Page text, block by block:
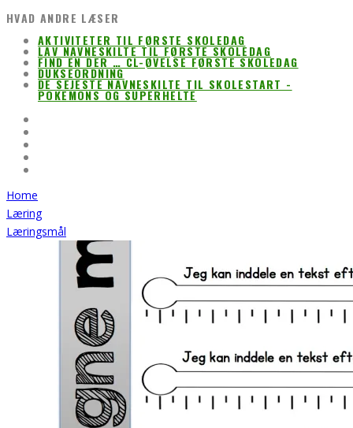
HVAD ANDRE LÆSER
AKTIVITETER TIL FØRSTE SKOLEDAG
LAV NAVNESKILTE TIL FØRSTE SKOLEDAG
FIND EN DER … CL-ØVELSE FØRSTE SKOLEDAG
DUKSEORDNING
DE SEJESTE NAVNESKILTE TIL SKOLESTART -
POKEMONS OG SUPERHELTE
Home
Læring
Læringsmål